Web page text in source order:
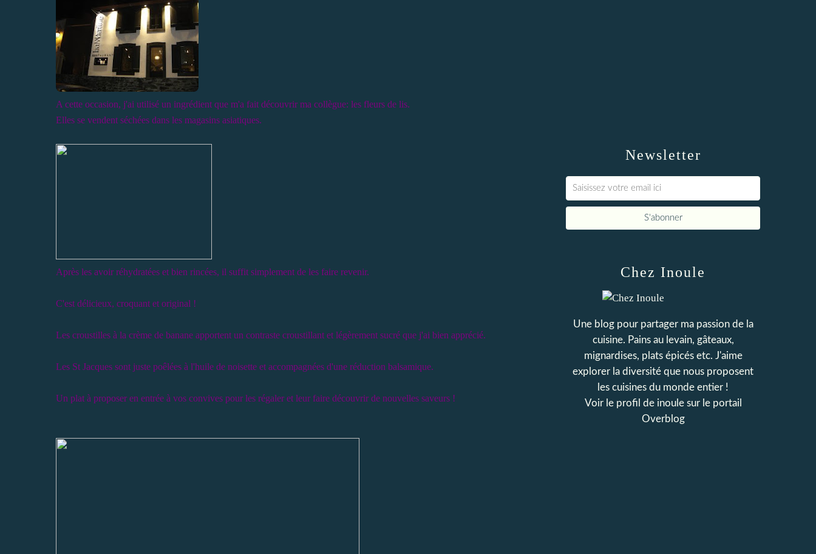
A cette occasion, j'ai utilisé un ingrédient que m'a fait découvrir ma collègue: les fleurs de lis.
Elles se vendent séchées dans les magasins asiatiques.
Après les avoir réhydratées et bien rincées, il suffit simplement de les faire revenir.
C'est délicieux, croquant et original !
Les croustilles à la crème de banane apportent un contraste croustillant et légèrement sucré que j'ai bien apprécié.
Les St Jacques sont juste poêlées à l'huile de noisette et accompagnées d'une réduction balsamique.
Un plat à proposer en entrée à vos convives pour les régaler et leur faire découvrir de nouvelles saveurs !
Newsletter
Chez Inoule
Une blog pour partager ma passion de la
cuisine. Pains au levain, gâteaux,
mignardises, plats épicés etc. J'aime
explorer la diversité que nous proposent
les cuisines du monde entier !
Voir le profil de inoulesur le portail
Overblog